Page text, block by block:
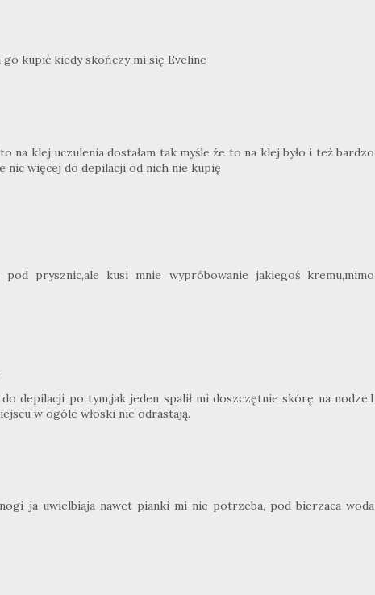
kupić kiedy skończy mi się Eveline
na klej uczulenia dostałam tak myśle że to na klej było i też bardzo
nic więcej do depilacji od nich nie kupię
prysznic,ale kusi mnie wypróbowanie jakiegoś kremu,mimo
depilacji po tym,jak jeden spalił mi doszczętnie skórę na nodze.I
w ogóle włoski nie odrastają.
ja uwielbiaja nawet pianki mi nie potrzeba, pod bierzaca woda